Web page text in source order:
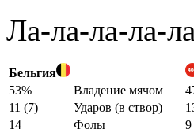
Ла-ла-ла-ла-
Бельгия
53%
Владение мячом
11 (7)
Ударов (в створ)
14
Фолы
9